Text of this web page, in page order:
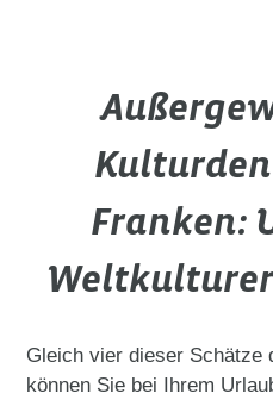
Franken:
Gleich vier dieser Schätze
können Sie bei Ihrem